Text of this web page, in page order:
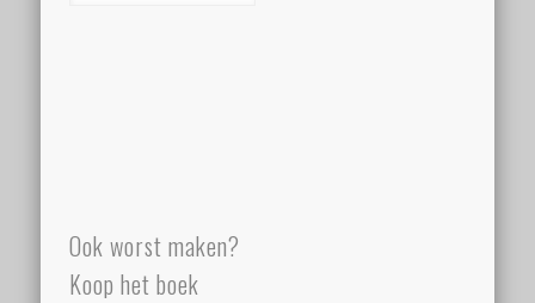
Ook worst maken?
Koop het boek